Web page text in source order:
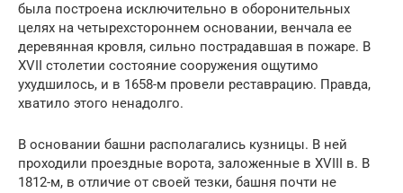
была построена исключительно в оборонительных
целях на четырехстороннем основании, венчала ее
деревянная кровля, сильно пострадавшая в пожаре. В
XVII столетии состояние сооружения ощутимо
ухудшилось, и в 1658-м провели реставрацию. Правда,
хватило этого ненадолго.
В основании башни располагались кузницы. В ней
проходили проездные ворота, заложенные в XVIII в. В
1812-м, в отличие от своей тезки, башня почти не